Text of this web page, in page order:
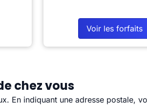
Voir les forfaits
chez vous
En indiquant une adresse postale,